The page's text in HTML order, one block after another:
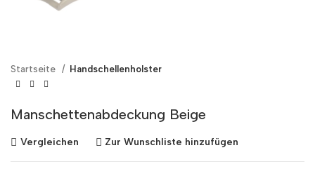
Startseite Handschellenholster
Manschettenabdeckung Beige
Vergleichen Zur Wunschliste hinzufügen